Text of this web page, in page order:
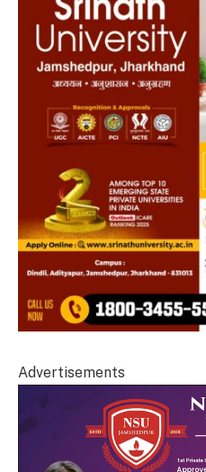
Advertisements
Player